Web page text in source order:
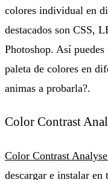
colores individual en
destacados son CSS,
Photoshop. Así
paleta de colores en
animas a probarla?.
Color Contrast
Color Contrast
descargar e instalar